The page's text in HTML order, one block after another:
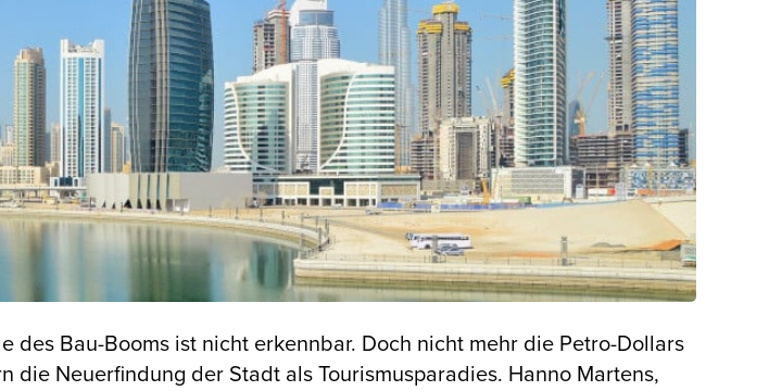
des Bau-Booms ist nicht erkennbar. Doch nicht mehr die Petro-Dollars
die Neuerfindung der Stadt als Tourismusparadies. Hanno Martens,